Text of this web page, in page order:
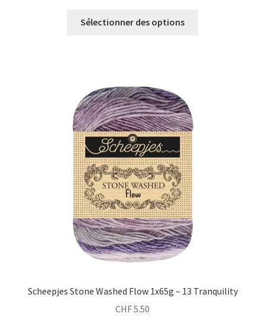
Sélectionner des options
Scheepjes Stone Washed Flow 1x65g – 13 Tranquility
CHF5.50